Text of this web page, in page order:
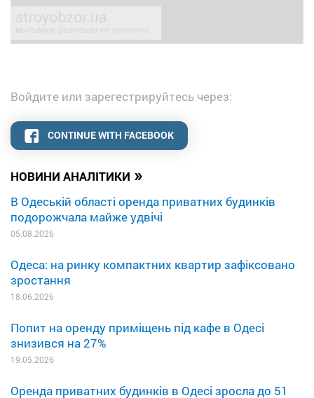
НОВИНИ АНАЛІТИКИ »
В Одеській області оренда приватних будинків
подорожчала майже удвічі
05.08.2026
Одеса: на ринку компактних квартир зафіксовано
зростання
18.06.2026
Попит на оренду приміщень під кафе в Одесі
знизився на 27%
19.05.2026
Оренда приватних будинків в Одесі зросла до 51
Войдите или зарегестрируйтесь через:
CONTINUE WITH FACEBOOK